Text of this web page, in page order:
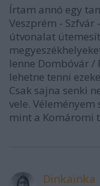
Írtam annó egy
Veszprém - Szfvár
útvonalat
lenne Dombóvár /
lehetne tenni
Csak sajna senki
vele.
mint a Komáromi
Dinkainka